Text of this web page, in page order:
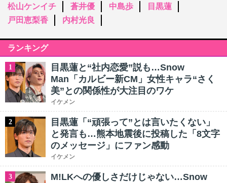
松山ケンイチ 蒼井優 中島歩
目黒蓮
戸田恵梨香
内村光良
ランキング
1
目黒蓮と“社内恋愛”説も…Snow
Man「カルビー新CM」女性キャラ“さく
美”との関係性が大注目のワケ
イケメン
2
目黒蓮「“頑張って”とは言いたくない」
と発言も…熊本地震後に投稿した「8文字
のメッセージ」にファン感動
イケメン
3
M!LKへの優しさだけじゃない…Snow